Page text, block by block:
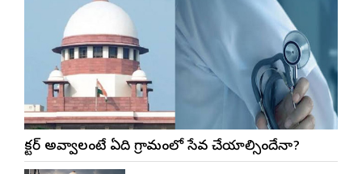
డాక్టర్ అవ్వాలంటే ఏడాది గ్రామంలో సేవ చేయాల్సిందేనా?